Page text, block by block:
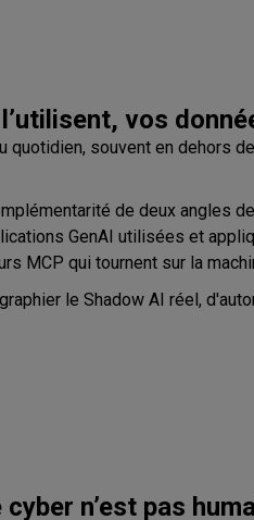
vos
souvent en dehors
de deux angles
GenAI utilisées et
MCP qui tournent sur la
le Shadow AI réel,
n’est pas